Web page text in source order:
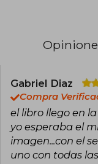
como
cine y
por
mente
más
Gabriel Diaz
Compra
el libro llego en
yo esperaba el
imagen...con el
uno con todas